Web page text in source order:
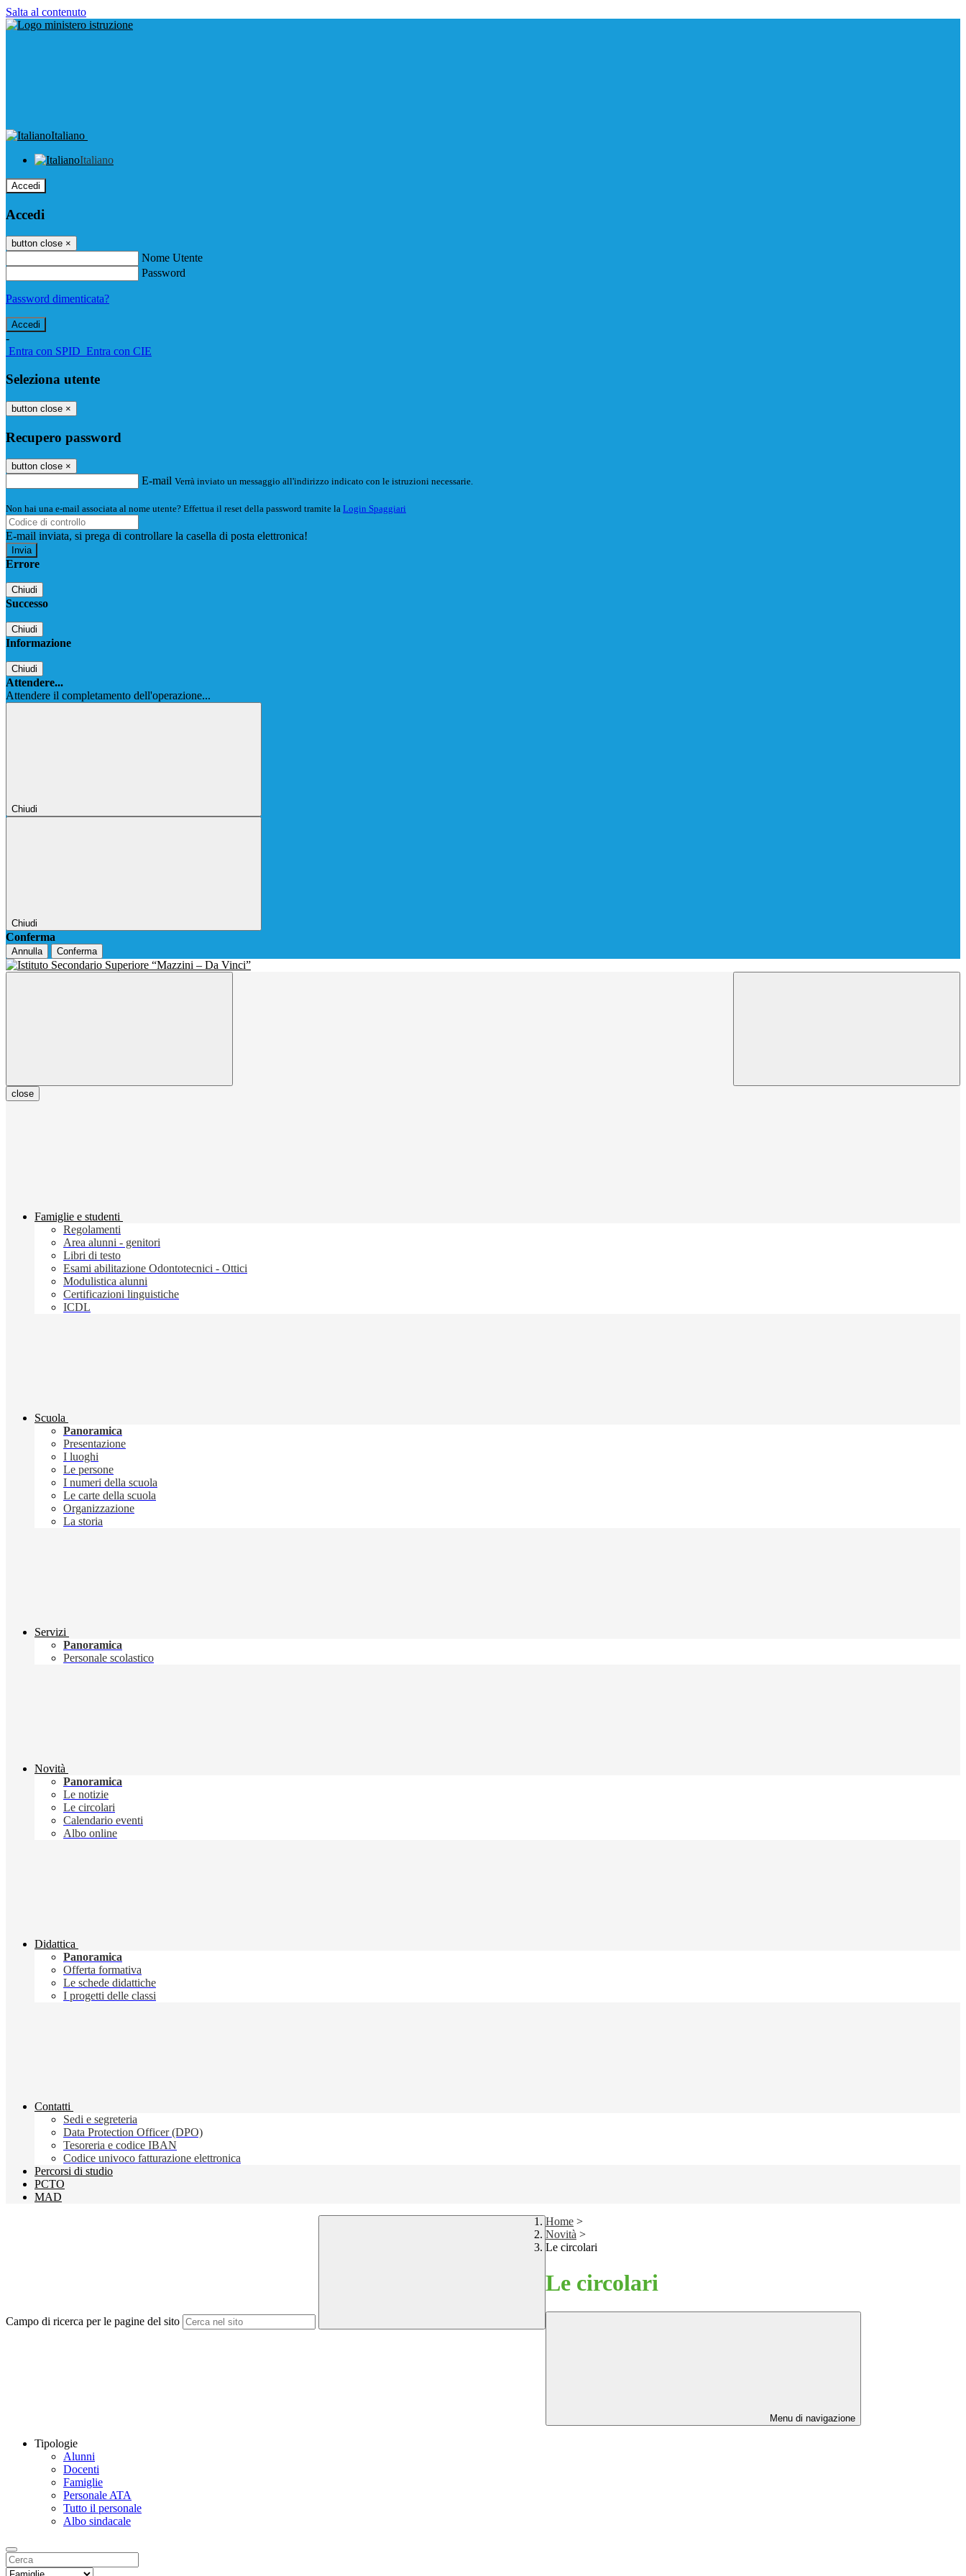
Salta al contenuto
Italiano
Italiano
Accedi
Accedi
button close ×
Nome Utente
Password
Password dimenticata?
-
Entra con SPID Entra con CIE
Seleziona utente
button close ×
Recupero password
button close ×
E-mail Verrà inviato un messaggio all'indirizzo indicato con le istruzioni necessarie.
Non hai una e-mail associata al nome utente? Effettua il reset della password tramite la Login Spaggiari
E-mail inviata, si prega di controllare la casella di posta elettronica!
Errore
Chiudi
Successo
Chiudi
Informazione
Chiudi
Attendere...
Attendere il completamento dell'operazione...
Chiudi
Chiudi
Conferma
Annulla Conferma
close
Famiglie e studenti
Regolamenti
Area alunni - genitori
Libri di testo
Esami abilitazione Odontotecnici - Ottici
Modulistica alunni
Certificazioni linguistiche
ICDL
Scuola
Panoramica
Presentazione
I luoghi
Le persone
I numeri della scuola
Le carte della scuola
Organizzazione
La storia
Servizi
Panoramica
Personale scolastico
Novità
Panoramica
Le notizie
Le circolari
Calendario eventi
Albo online
Didattica
Panoramica
Offerta formativa
Le schede didattiche
I progetti delle classi
Contatti
Sedi e segreteria
Data Protection Officer (DPO)
Tesoreria e codice IBAN
Codice univoco fatturazione elettronica
Percorsi di studio
PCTO
MAD
Campo di ricerca per le pagine del sito
Home >
Novità >
Le circolari
Le circolari
Menu di navigazione
Tipologie
Alunni
Docenti
Famiglie
Personale ATA
Tutto il personale
Albo sindacale